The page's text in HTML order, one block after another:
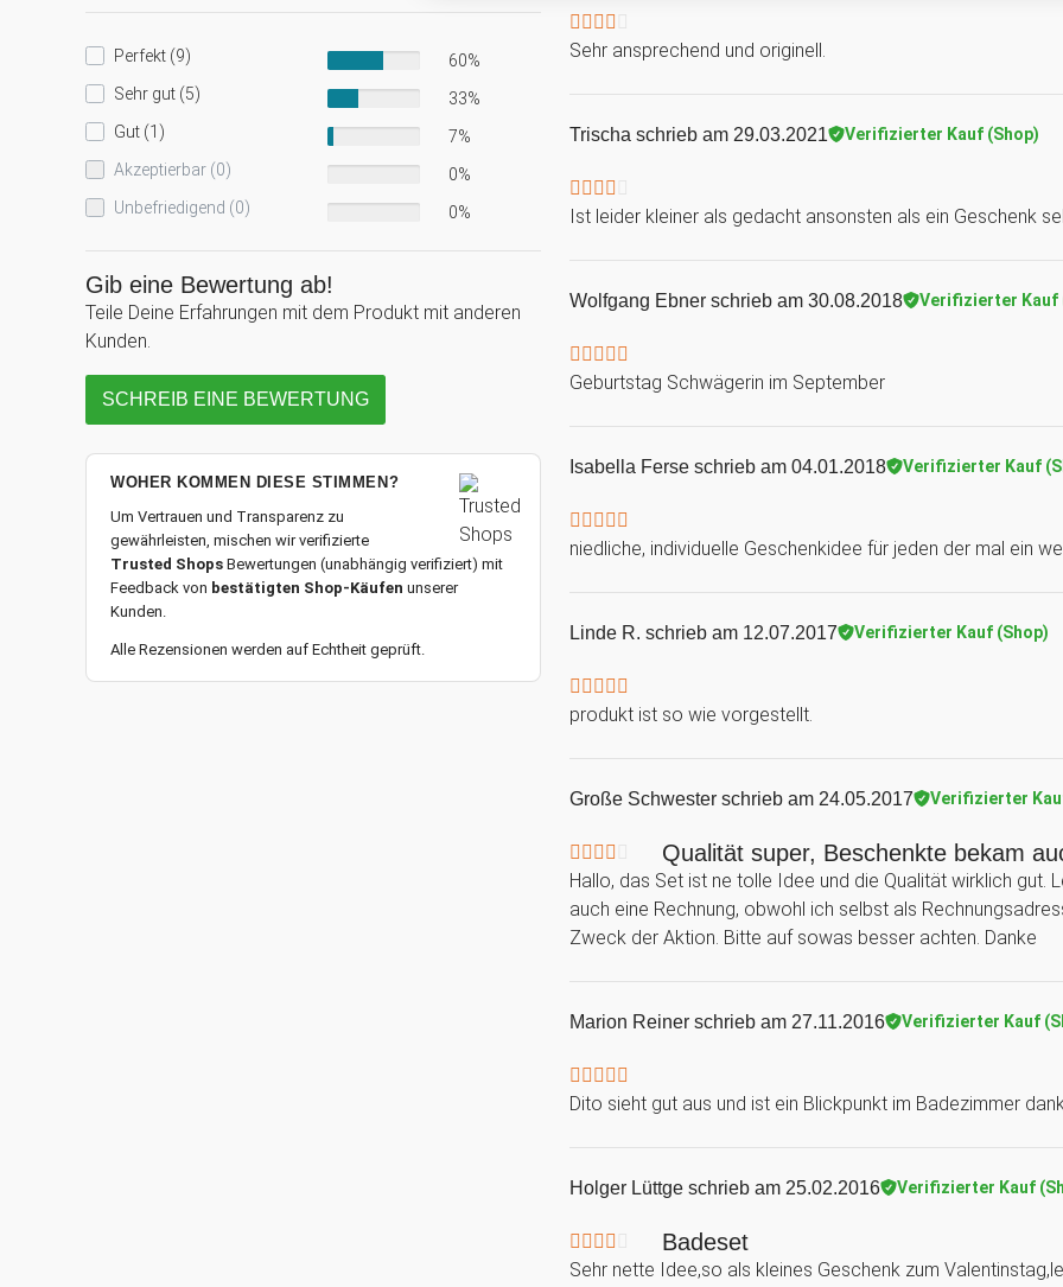
Perfekt (9)
60%
Sehr gut (5)
33%
Gut (1)
7%
Akzeptierbar (0)
0%
Unbefriedigend (0)
0%
Gib eine Bewertung ab!
Teile Deine Erfahrungen mit dem Produkt mit anderen
Kunden.
SCHREIB EINE BEWERTUNG
WOHER KOMMEN DIESE STIMMEN?
Um Vertrauen und Transparenz zu
gewährleisten, mischen wir verifizierte
Trusted Shops Bewertungen (unabhängig verifiziert) mit
Feedback von bestätigten Shop-Käufen unserer
Kunden.
Alle Rezensionen werden auf Echtheit geprüft.
Sehr ansprechend und originell.
Trischa schrieb am 29.03.2021 Verifizierter Kauf (Shop)
Ist leider kleiner als gedacht ansonsten als ein Geschenk
Wolfgang Ebner schrieb am 30.08.2018 Verifizierter Kauf
Geburtstag Schwägerin im September
Isabella Ferse schrieb am 04.01.2018 Verifizierter Kauf
niedliche, individuelle Geschenkidee für jeden der mal ein
Linde R. schrieb am 12.07.2017 Verifizierter Kauf (Shop)
produkt ist so wie vorgestellt.
Große Schwester schrieb am 24.05.2017 Verifizierter
Qualität super, Beschenkte bekam
Hallo, das Set ist ne tolle Idee und die Qualität wirklich gut.
auch eine Rechnung, obwohl ich selbst als
Zweck der Aktion. Bitte auf sowas besser achten. Danke
Marion Reiner schrieb am 27.11.2016 Verifizierter Kauf
Dito sieht gut aus und ist ein Blickpunkt im Badezimmer
Holger Lüttge schrieb am 25.02.2016 Verifizierter Kauf
Badeset
Sehr nette Idee,so als kleines Geschenk zum